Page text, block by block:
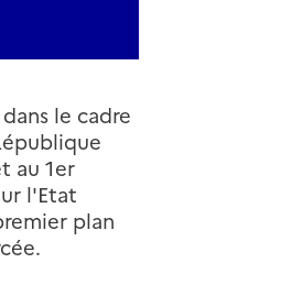
le cadre
au 1er
l'Etat
plan